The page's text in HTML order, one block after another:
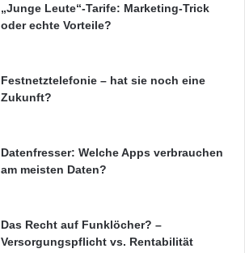
„Junge Leute“-Tarife: Marketing-Trick
oder echte Vorteile?
Festnetztelefonie – hat sie noch eine
Zukunft?
Datenfresser: Welche Apps verbrauchen
am meisten Daten?
Das Recht auf Funklöcher? –
Versorgungspflicht vs. Rentabilität